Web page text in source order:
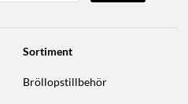
Sortiment
Bröllopstillbehör